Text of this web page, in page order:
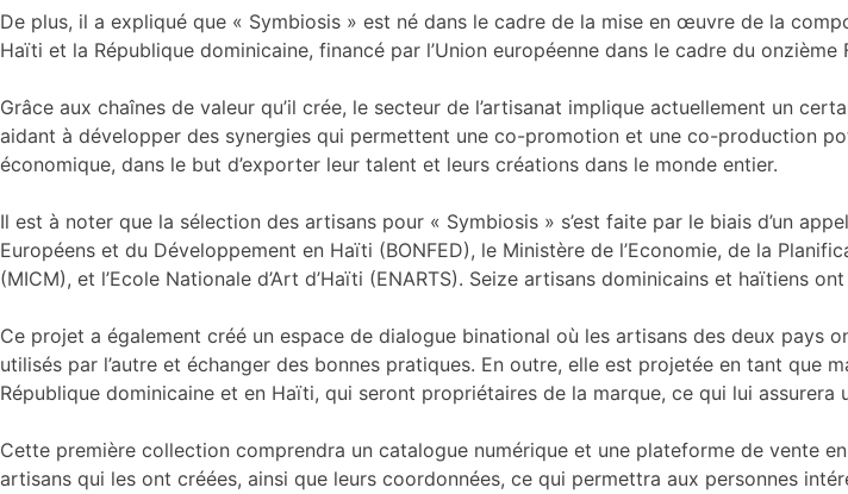
De plus, il a expliqué que « Symbiosis » est né dans le cadre de la mise en œuvre de la
Haïti et la République dominicaine, financé par l’Union européenne dans le cadre du
Grâce aux chaînes de valeur qu’il crée, le secteur de l’artisanat implique actuellement un
aidant à développer des synergies qui permettent une co-promotion et une co-production
économique, dans le but d’exporter leur talent et leurs créations dans le monde entier.
Il est à noter que la sélection des artisans pour « Symbiosis » s’est faite par le biais d’un
Européens et du Développement en Haïti (BONFED), le Ministère de l’Economie, de la
(MICM), et l’Ecole Nationale d’Art d’Haïti (ENARTS). Seize artisans dominicains et haïtiens
Ce projet a également créé un espace de dialogue binational où les artisans des deux pays
utilisés par l’autre et échanger des bonnes pratiques. En outre, elle est projetée en tant que
République dominicaine et en Haïti, qui seront propriétaires de la marque, ce qui lui assurera
Cette première collection comprendra un catalogue numérique et une plateforme de vente
artisans qui les ont créées, ainsi que leurs coordonnées, ce qui permettra aux personnes